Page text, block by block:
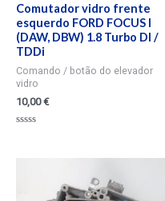
Comutador vidro frente
esquerdo FORD FOCUS I
(DAW, DBW) 1.8 Turbo DI /
TDDi
Comando / botão do elevador
vidro
10,00€